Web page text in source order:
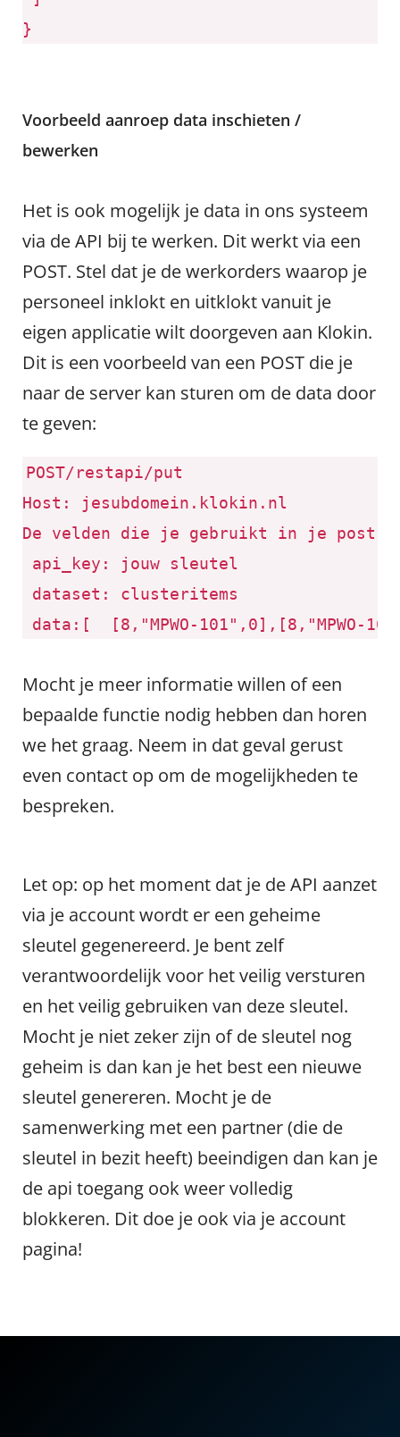
}
Voorbeeld aanroep data inschieten /
bewerken
Het is ook mogelijk je data in ons systeem
via de API bij te werken. Dit werkt via een
POST. Stel dat je de werkorders waarop je
personeel inklokt en uitklokt vanuit je
eigen applicatie wilt doorgeven aan Klokin.
Dit is een voorbeeld van een POST die je
naar de server kan sturen om de data door
te geven:
POST/restapi/put
Host :
jesubdomein.klokin.nl
De velden die je gebruikt in je post
api_key: jouw sleutel
dataset: clusteritems
data:[ [8,"MPWO-101",0],[8,"MPWO-
Mocht je meer informatie willen of een
bepaalde functie nodig hebben dan horen
we het graag. Neem in dat geval gerust
even contact op om de mogelijkheden te
bespreken.
Let op: op het moment dat je de API aanzet
via je account wordt er een geheime
sleutel gegenereerd. Je bent zelf
verantwoordelijk voor het veilig versturen
en het veilig gebruiken van deze sleutel.
Mocht je niet zeker zijn of de sleutel nog
geheim is dan kan je het best een nieuwe
sleutel genereren. Mocht je de
samenwerking met een partner (die de
sleutel in bezit heeft) beeindigen dan kan je
de api toegang ook weer volledig
blokkeren. Dit doe je ook via je account
pagina!